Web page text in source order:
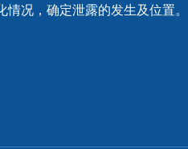
况，确定泄露的发生及位置。